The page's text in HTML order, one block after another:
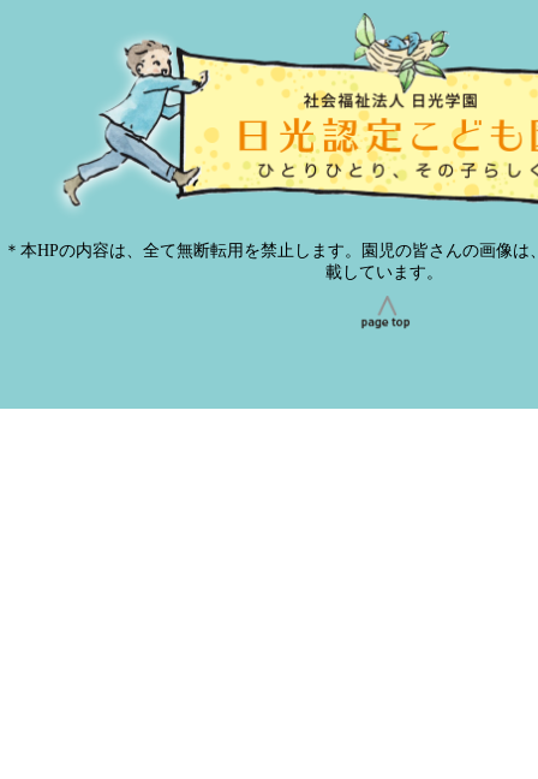
＊本HPの内容は、全て無断転用を禁止します。園児の皆さんの画像
載しています。